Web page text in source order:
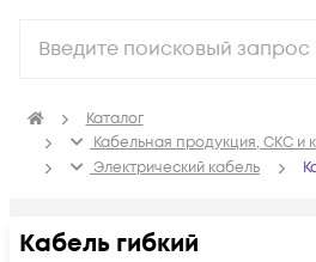
Каталог
Кабельная продукция, СКС
Электрический кабель
Кабель гибкий